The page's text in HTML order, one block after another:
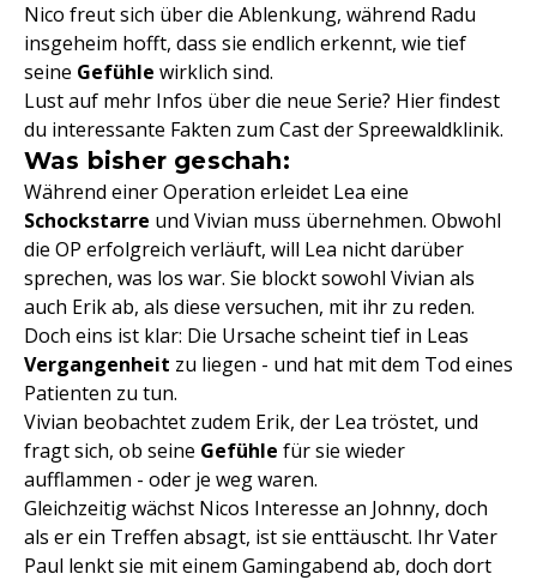
Nico freut sich über die Ablenkung, während Radu
insgeheim hofft, dass sie endlich erkennt, wie tief
seine Gefühle wirklich sind.
Lust auf mehr Infos über die neue Serie? Hier findest
du interessante Fakten zum Cast der Spreewaldklinik.
Was bisher geschah:
Während einer Operation erleidet Lea eine
Schockstarre und Vivian muss übernehmen. Obwohl
die OP erfolgreich verläuft, will Lea nicht darüber
sprechen, was los war. Sie blockt sowohl Vivian als
auch Erik ab, als diese versuchen, mit ihr zu reden.
Doch eins ist klar: Die Ursache scheint tief in Leas
Vergangenheit zu liegen - und hat mit dem Tod eines
Patienten zu tun.
Vivian beobachtet zudem Erik, der Lea tröstet, und
fragt sich, ob seine Gefühle für sie wieder
aufflammen - oder je weg waren.
Gleichzeitig wächst Nicos Interesse an Johnny, doch
als er ein Treffen absagt, ist sie enttäuscht. Ihr Vater
Paul lenkt sie mit einem Gamingabend ab, doch dort